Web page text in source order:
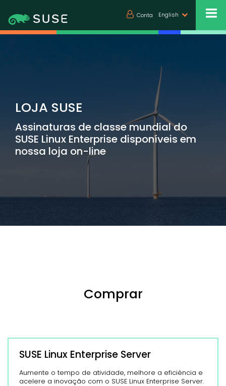
Conta English
LOJA SUSE
Assinaturas de classe mundial do
SUSE Linux Enterprise disponíveis em
nossa loja on-line
Comprar
SUSE Linux Enterprise Server
Aumente o tempo de atividade, melhore a eficiência e
acelere a inovação com o SUSE Linux Enterprise Server.